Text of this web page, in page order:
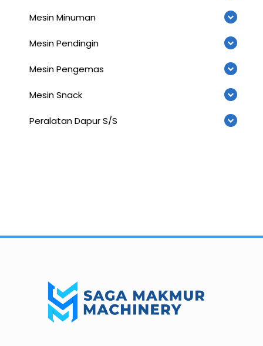
Mesin Minuman
Mesin Pendingin
Mesin Pengemas
Mesin Snack
Peralatan Dapur S/S